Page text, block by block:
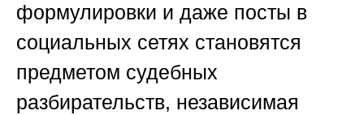
формулировки и даже посты в
социальных сетях становятся
предметом судебных
разбирательств, независимая